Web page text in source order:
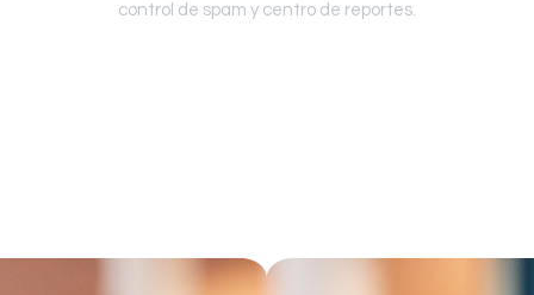
control de spam y centro de reportes.